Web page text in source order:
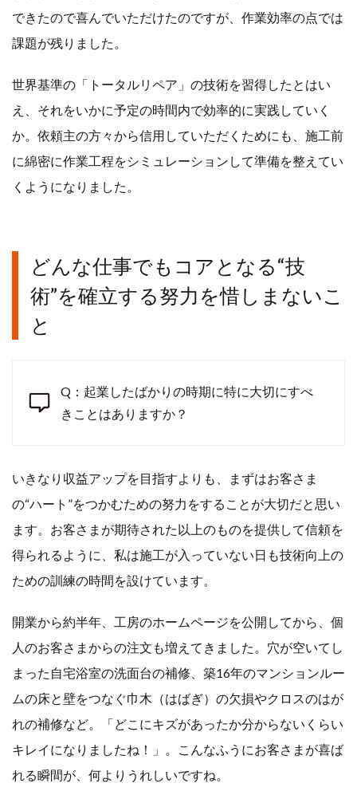
できたので喜んでいただけたのですが、作業効率の点では
課題が残りました。
世界基準の「トータルリペア」の技術を習得したとはい
え、それをいかに予定の時間内で効率的に実践していく
か。依頼主の方々から信用していただくためにも、施工前
に綿密に作業工程をシミュレーションして準備を整えてい
くようになりました。
どんな仕事でもコアとなる“技
術”を確立する努力を惜しまないこ
と
Q：起業したばかりの時期に特に大切にすべ
きことはありますか？
いきなり収益アップを目指すよりも、まずはお客さま
の“ハート”をつかむための努力をすることが大切だと思い
ます。お客さまが期待された以上のものを提供して信頼を
得られるように、私は施工が入っていない日も技術向上の
ための訓練の時間を設けています。
開業から約半年、工房のホームページを公開してから、個
人のお客さまからの注文も増えてきました。穴が空いてし
まった自宅浴室の洗面台の補修、築16年のマンションルー
ムの床と壁をつなぐ巾木（はばぎ）の欠損やクロスのはが
れの補修など。「どこにキズがあったか分からないくらい
キレイになりましたね！」。こんなふうにお客さまが喜ば
れる瞬間が、何よりうれしいですね。